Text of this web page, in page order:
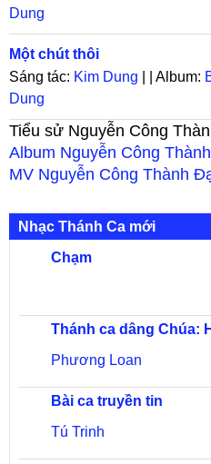
Dung
Một chút thôi
Sáng tác: Kim Dung | | Album:
Dung
Tiểu sử Nguyễn Công
Album Nguyễn Công
MV Nguyễn Công Thành
Nhạc Thánh Ca mới
Chạm
Thánh ca dâng Chúa:
Phương Loan
Bài ca truyền tin
Tú Trinh